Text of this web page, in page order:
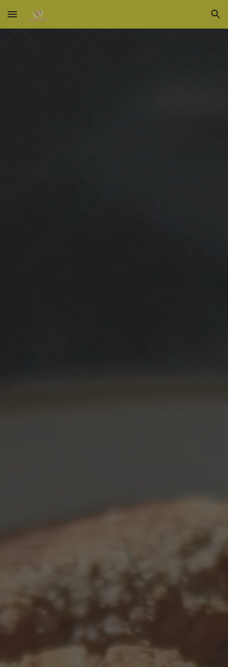
Skip to main content Skip to navigation